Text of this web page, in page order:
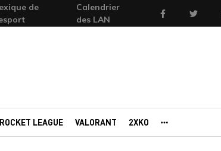
de
Calendrier
des LAN
FacebookTwitter
ROCKET LEAGUE VALORANT 2XKO